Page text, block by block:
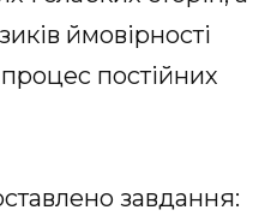
ймовірності
постійних
завдання: